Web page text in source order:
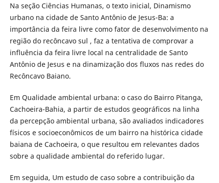
Na seção Ciências Humanas, o texto inicial, Dinamismo
urbano na cidade de Santo Antônio de Jesus-Ba: a
importância da feira livre como fator de desenvolvimento na
região do recôncavo sul , faz a tentativa de comprovar a
influência da feira livre local na centralidade de Santo
Antônio de Jesus e na dinamização dos fluxos nas redes do
Recôncavo Baiano.
Em Qualidade ambiental urbana: o caso do Bairro Pitanga,
Cachoeira-Bahia, a partir de estudos geográficos na linha
da percepção ambiental urbana, são avaliados indicadores
físicos e socioeconômicos de um bairro na histórica cidade
baiana de Cachoeira, o que resultou em relevantes dados
sobre a qualidade ambiental do referido lugar.
Em seguida, Um estudo de caso sobre a contribuição da